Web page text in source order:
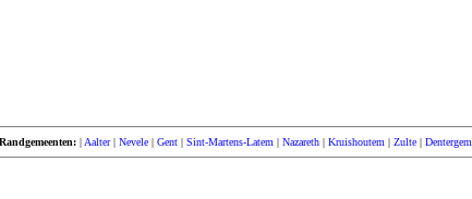
Randgemeenten: | Aalter| Nevele | Gent | Sint-Martens-Latem | Nazareth | Kruishoutem | Zulte | Dentergem